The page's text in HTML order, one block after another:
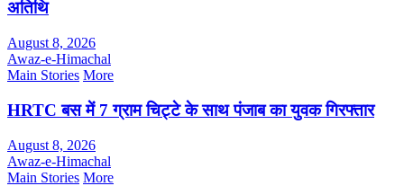
अतिथि
August 8, 2026
Awaz-e-Himachal
Main Stories More
HRTC बस में 7 ग्राम चिट्टे के साथ पंजाब का युवक गिरफ्तार
August 8, 2026
Awaz-e-Himachal
Main Stories More